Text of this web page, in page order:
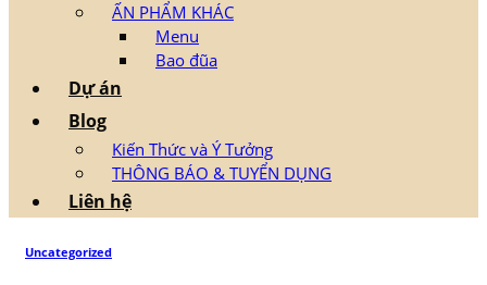
ẤN PHẨM KHÁC
Menu
Bao đũa
Dự án
Blog
Kiến Thức và Ý Tưởng
THÔNG BÁO & TUYỂN DỤNG
Liên hệ
Uncategorized